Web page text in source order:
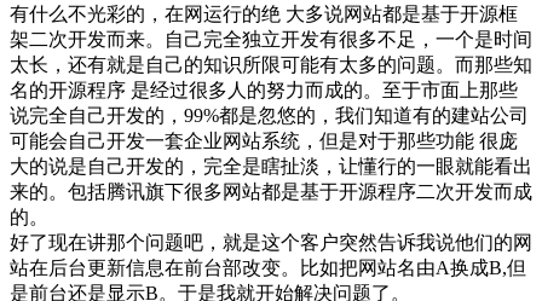
有什么不光彩的，在网运行的绝 大多说网站都是基于开源框
架二次开发而来。自己完全独立开发有很多不足，一个是时间
太长，还有就是自己的知识所限可能有太多的问题。而那些知
名的开源程序 是经过很多人的努力而成的。至于市面上那些
说完全自己开发的，99%都是忽悠的，我们知道有的建站公司
可能会自己开发一套企业网站系统，但是对于那些功能 很庞
大的说是自己开发的，完全是瞎扯淡，让懂行的一眼就能看出
来的。包括腾讯旗下很多网站都是基于开源程序二次开发而成
的。
好了现在讲那个问题吧，就是这个客户突然告诉我说他们的网
站在后台更新信息在前台部改变。比如把网站名由A换成B,但
是前台还是显示B。于是我就开始解决问题了。